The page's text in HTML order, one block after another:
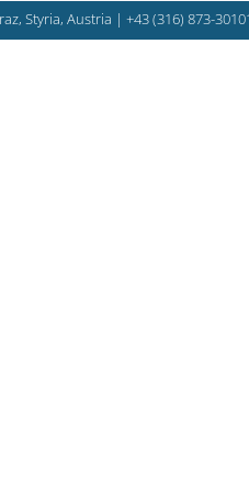
Styria, Austria | +43 (316) 873-